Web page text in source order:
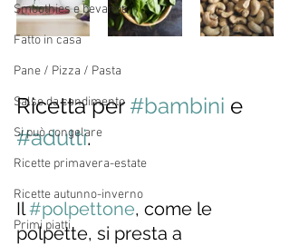
Smoothies e bevande
Fatto in casa
Pane / Pizza / Pasta
Salse da condimento
Si può congelare
Ricette primavera-estate
Ricette autunno-inverno
Primi piatti
Ricetta per #bambini e
#adulti.
Il #polpettone, come le
polpette, si presta a